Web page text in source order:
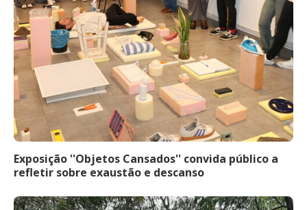
Exposição ''Objetos Cansados'' convida público a
refletir sobre exaustão e descanso